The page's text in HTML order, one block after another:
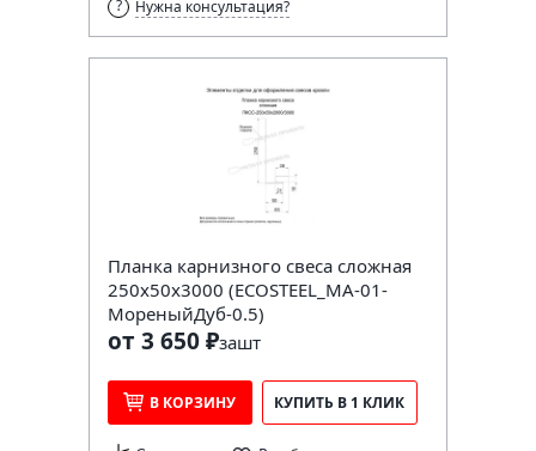
Нужна консультация?
Планка карнизного свеса сложная
250х50х3000 (ECOSTEEL_MA-01-
МореныйДуб-0.5)
от 3 650 ₽зашт
В КОРЗИНУ КУПИТЬ В 1 КЛИК